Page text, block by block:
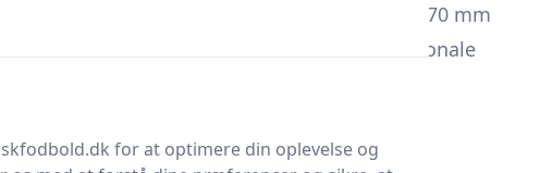
til 8-11 °C. Der falder i gennemsnit 50-70 mm
byger eller eftermiddagstorden. De regionale
9-11 °C om natten, 55 mm nedbør.
natten, 60-65 mm nedbør.
for at optimere din oplevelse og